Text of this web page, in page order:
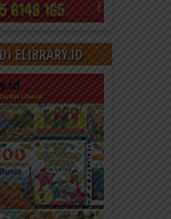
ELIBRARY.ID